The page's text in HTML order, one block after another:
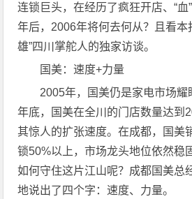
连锁巨头，在经历了疯狂开店、“
年后，2006年将何去何从？且看本
雄”四川掌舵人的独家访谈。
国美：速度+力量
2005年，国美仍是家电市场
年底，国美在全川的门店数量达到
其惊人的扩张速度。在成都，国美
锁50%以上，市场龙头地位依然稳
如何守住这片江山呢？成都国美总
地说出了四个字：速度、力量。